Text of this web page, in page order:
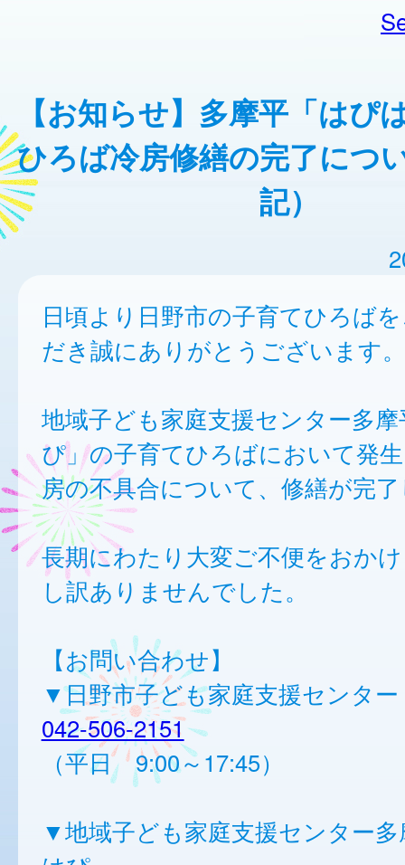
【お知らせ】多摩平「はぴ
ひろば冷房修繕の完了につ
記）
日頃より日野市の子育てひろば
だき誠にありがとうございます。
地域子ども家庭支援センター多
ぴ」の子育てひろばにおいて発
房の不具合について、修繕が完
長期にわたり大変ご不便をおか
し訳ありませんでした。
【お問い合わせ】
▼日野市子ども家庭支援センター
042-506-2151
（平日 9:00～17:45）
▼地域子ども家庭支援センター